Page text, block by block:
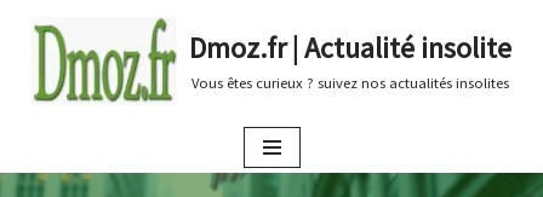
au
Dmoz.fr | Actualité insolite
Vous êtes curieux ? suivez nos actualités insolites